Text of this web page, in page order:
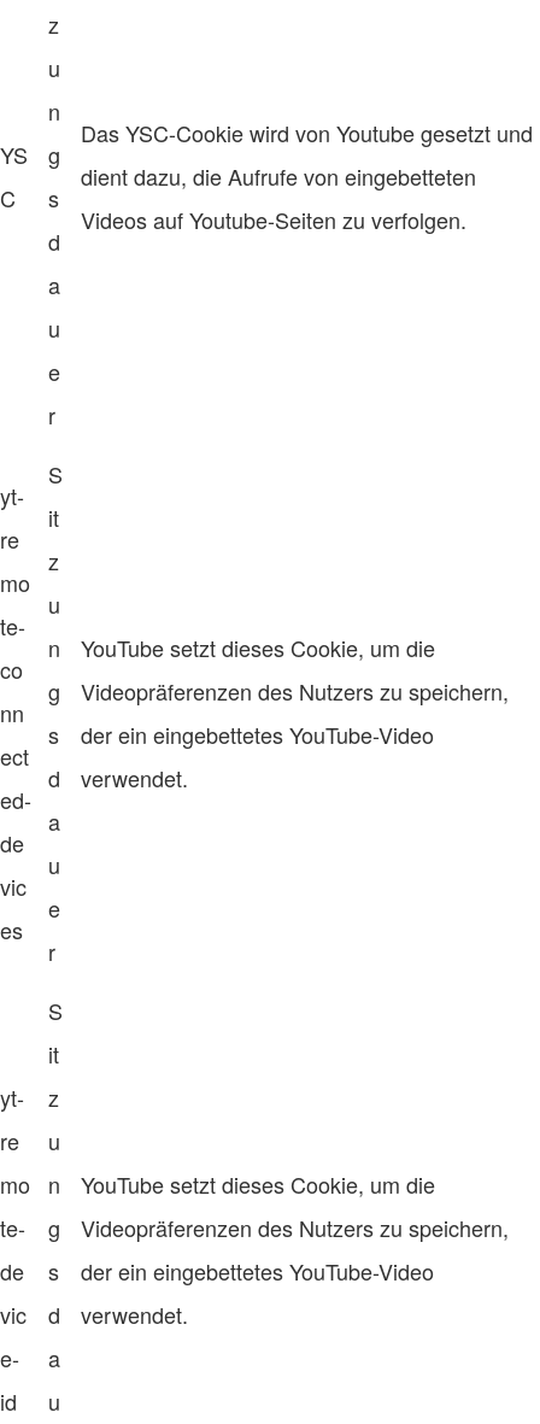
YS
C
z
u
n
g
s
d
a
u
e
r
Das YSC-Cookie wird von Youtube gesetzt und
dient dazu, die Aufrufe von eingebetteten
Videos auf Youtube-Seiten zu verfolgen.
yt-
re
mo
te-
co
nn
ect
ed-
de
vic
es
S
it
z
u
n
g
s
d
a
u
e
r
YouTube setzt dieses Cookie, um die
Videopräferenzen des Nutzers zu speichern,
der ein eingebettetes YouTube-Video
verwendet.
yt-
re
mo
te-
de
vic
e-
id
S
it
z
u
n
g
s
d
a
u
YouTube setzt dieses Cookie, um die
Videopräferenzen des Nutzers zu speichern,
der ein eingebettetes YouTube-Video
verwendet.